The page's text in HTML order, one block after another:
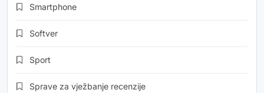
Smartphone
Softver
Sport
Sprave za vježbanje recenzije